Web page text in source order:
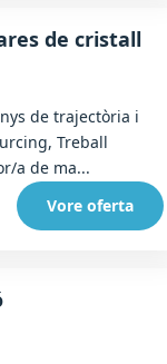
de cristall
de trajectòria i
Treball
a de ma...
Vore oferta